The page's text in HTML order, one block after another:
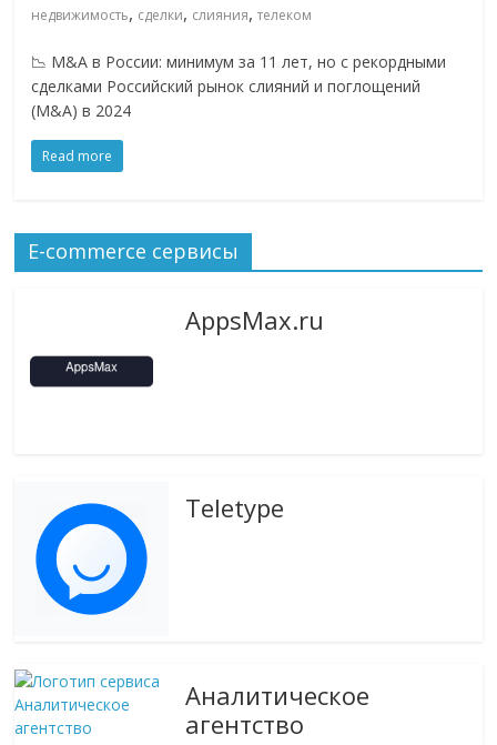
недвижимость, сделки, слияния,телеком
📉 M&A в России: минимум за 11 лет, но с рекордными
сделками Российский рынок слияний и поглощений
(M&A) в 2024
Read more
E-commerce сервисы
AppsMax.ru
Teletype
Аналитическое
агентство